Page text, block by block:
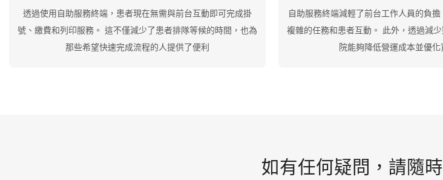
透過使用自助服務終端，患者現在無需與前台互動即可完成掛
號、繳費和列印服務。 這不僅減少了患者排隊等候的時間，也為
那些希望快速完成流程的人提供了便利
自助服務終端減輕了前台工作人員的負
複雜的任務和患者互動。 此外，透過減
院能夠降低營運成本並優化
如有任何疑問，請隨